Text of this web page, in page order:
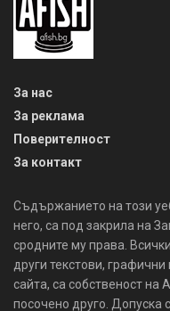
За нас
За реклама
Поверителност
За контакт
Съдържанието на този
него, са под закрила на
сродните му права.
други текстови,
сайта, са собственост на
посочено друго. Допуска